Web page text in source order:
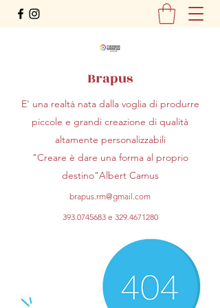
Brapus
E' una realtà nata dalla voglia di produrre
piccole e grandi creazione di qualità
altamente personalizzabili
"Creare è dare una forma al proprio
destino"Albert Camus
brapus.rm@gmail.com
393.0745683e 329.4671280